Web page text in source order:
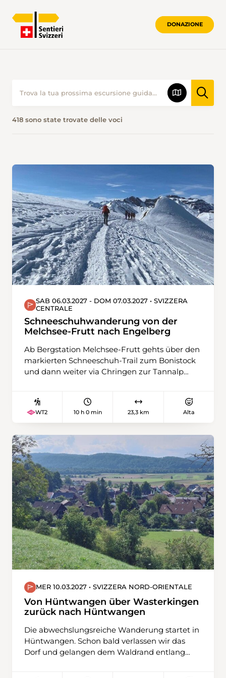
DONAZIONE
418 sono state trovate delle voci
SAB 06.03.2027 - DOM 07.03.2027 • SVIZZERA
CENTRALE
Schneeschuhwanderung von der
Melchsee-Frutt nach Engelberg
Ab Bergstation Melchsee-Frutt gehts über den
markierten Schneeschuh-Trail zum Bonistock
und dann weiter via Chringen zur Tannalp
Gentalstrasse hinunter. Die letzten rund 2
Kilometer laufen wir aus Rücksicht auf die
Bergstrasse entlang zu unserer Herberge im
Hotel Engstlenalp. Am zweiten Tag laufen wir
zuerst über den Engstlensee und danach via
Steitäli zum Jochpass. Der Abstieg führt uns
zum Trübsee und dann zur Bergstation
Älplerseil, wo wir die Seilbahn nach Unter
Trübsee nutzen, bevor wir nach Engelberg
wandern.
WT2 10 h 0 min 23,3 km Alta
MER 10.03.2027 • SVIZZERA NORD-ORIENTALE
Von Hüntwangen über Wasterkingen
zurück nach Hüntwangen
Die abwechslungsreiche Wanderung startet in
Hüntwangen. Schon bald verlassen wir das
Dorf und gelangen dem Waldrand entlang